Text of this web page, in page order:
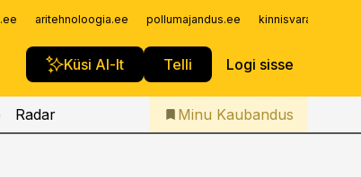
aritehnoloogia.ee pollumajandus.ee
Küsi AI-lt Telli Logi sisse
Iseteenindus
Telli Kaubandus
Radar Minu Kaubandus